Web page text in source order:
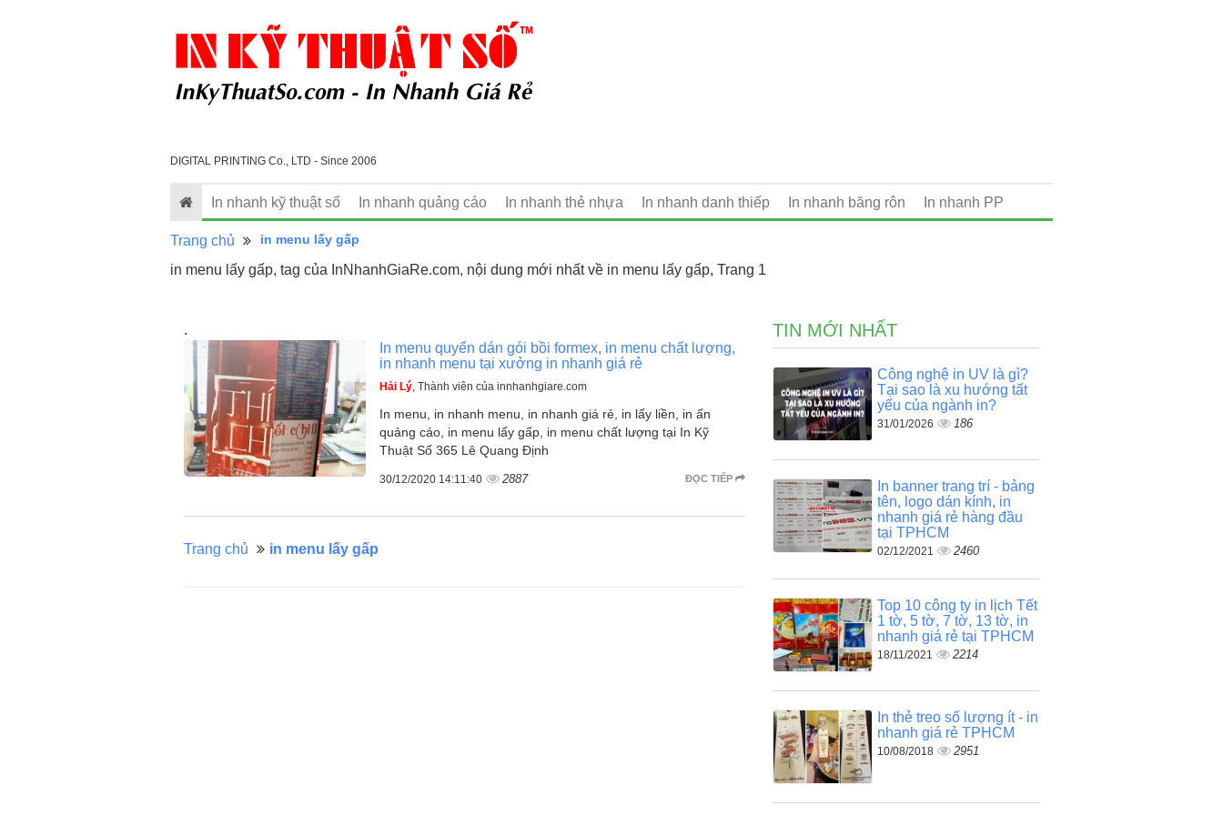
DIGITAL PRINTING Co., LTD - Since 2006
In nhanh kỹ thuật số In nhanh quảng cáo In nhanh thẻ nhựa In nhanh danh thiếp In nhanh băng rôn In nhanh PP
Trang chủ in menu lấy gấp
in menu lấy gấp, tag của InNhanhGiaRe.com, nội dung mới nhất về in menu lấy gấp, Trang 1
.
In menu quyển dán gói bồi formex, in menu chất lượng,
in nhanh menu tại xưởng in nhanh giá rẻ
Hải Lý , Thành viên của innhanhgiare.com
In menu, in nhanh menu, in nhanh giá rẻ, in lấy liền, in ấn
quảng cáo, in menu lấy gấp, in menu chất lượng tại In Kỹ
Thuật Số 365 Lê Quang Định
ĐỌC TIẾP
30/12/2020 14:11:40 2887
Trang chủ in menu lấy gấp
TIN MỚI NHẤT
Công nghệ in UV là gì?
Tại sao là xu hướng tất
yếu của ngành in?
31/01/2026 186
In banner trang trí - bảng
tên, logo dán kính, in
nhanh giá rẻ hàng đầu
tại TPHCM
02/12/2021 2460
Top 10 công ty in lịch Tết
1 tờ, 5 tờ, 7 tờ, 13 tờ, in
nhanh giá rẻ tại TPHCM
18/11/2021 2214
In thẻ treo số lượng ít - in
nhanh giá rẻ TPHCM
10/08/2018 2951